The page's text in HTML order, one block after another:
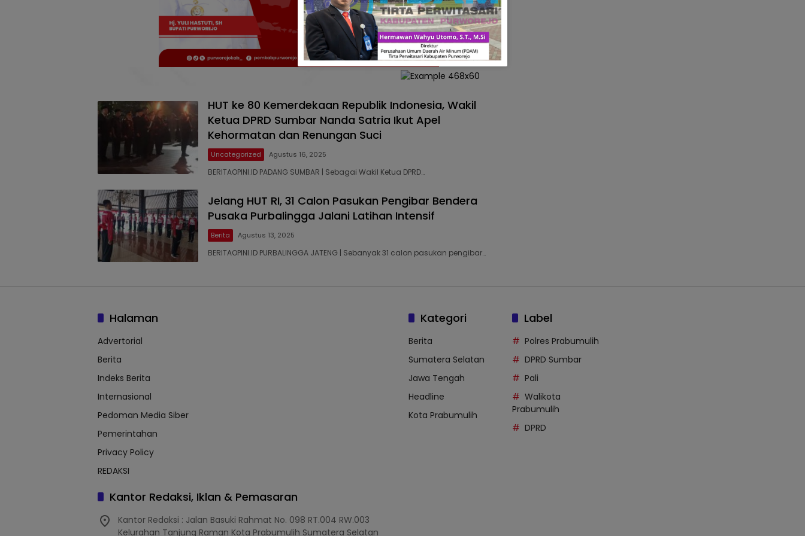
HUT ke 80 Kemerdekaan Republik Indonesia, Wakil
Ketua DPRD Sumbar Nanda Satria Ikut Apel
Kehormatan dan Renungan Suci
Uncategorized Agustus 16, 2025
BERITAOPINI.ID PADANG SUMBAR | Sebagai Wakil Ketua DPRD…
Jelang HUT RI, 31 Calon Pasukan Pengibar Bendera
Pusaka Purbalingga Jalani Latihan Intensif
Berita Agustus 13, 2025
BERITAOPINI.ID PURBALINGGA JATENG | Sebanyak 31 calon pasukan pengibar…
Halaman
Advertorial
Berita
Indeks Berita
Internasional
Pedoman Media Siber
Pemerintahan
Privacy Policy
REDAKSI
Kantor Redaksi, Iklan & Pemasaran
Kantor Redaksi : Jalan Basuki Rahmat No. 098 RT.004 RW.003
Kelurahan Tanjung Raman Kota Prabumulih Sumatera Selatan
Kategori
Berita
Sumatera Selatan
Jawa Tengah
Headline
Kota Prabumulih
Label
Polres Prabumulih
DPRD Sumbar
Pali
Walikota
Prabumulih
DPRD